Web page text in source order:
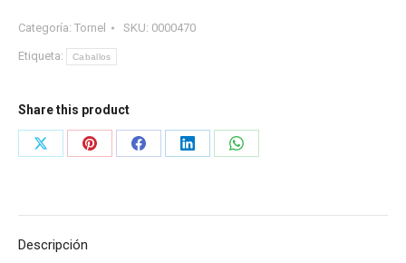
12
5500
ml
cantidad
Categoría: Tornel SKU: 0000470
Etiqueta: Caballos
Share this product
Share
Share
Share
Share
Share
Descripción